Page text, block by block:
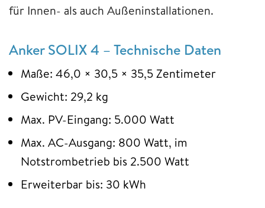
für Innen- als auch Außeninstallationen.
Anker SOLIX 4 – Technische Daten
Maße: 46,0 × 30,5 × 35,5 Zentimeter
Gewicht: 29,2 kg
Max. PV-Eingang: 5.000 Watt
Max. AC-Ausgang: 800 Watt, im
Notstrombetrieb bis 2.500 Watt
Erweiterbar bis: 30 kWh